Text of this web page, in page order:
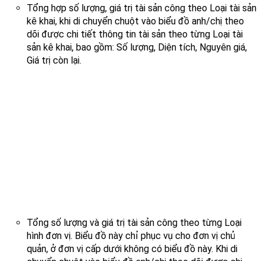
Tổng hợp số lượng, giá trị tài sản công theo Loại tài sản
kê khai, khi di chuyển chuột vào biểu đồ anh/chị theo
dõi được chi tiết thông tin tài sản theo từng Loại tài
sản kê khai, bao gồm: Số lượng, Diện tích, Nguyên giá,
Giá trị còn lại.
Tổng số lượng và giá trị tài sản công theo từng Loại
hình đơn vị. Biểu đồ này chỉ phục vụ cho đơn vị chủ
quản, ở đơn vị cấp dưới không có biểu đồ này. Khi di